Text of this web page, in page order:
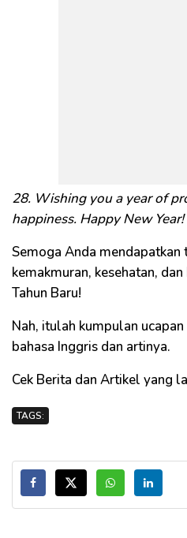
28. Wishing you a year of
happiness. Happy New Year!
Semoga Anda mendapatkan
kemakmuran, kesehatan,
Tahun Baru!
Nah, itulah kumpulan
bahasa Inggris dan artinya.
Cek Berita dan Artikel yang
TAGS: